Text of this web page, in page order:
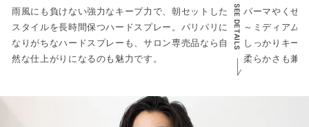
雨風にも負けない強力なキープ力で、朝セットした
スタイルを長時間保つハードスプレー。パリパリに
なりがちなハードスプレーも、サロン専売品なら自
然な仕上がりになるのも魅力です。
SEE DETAILS パーマやくせ
～ミディアム
しっかりキー
柔らかさも兼